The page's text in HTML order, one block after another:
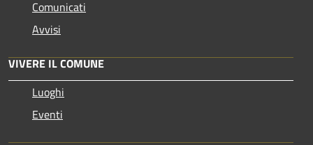
Comunicati
Avvisi
VIVERE IL COMUNE
Luoghi
Eventi